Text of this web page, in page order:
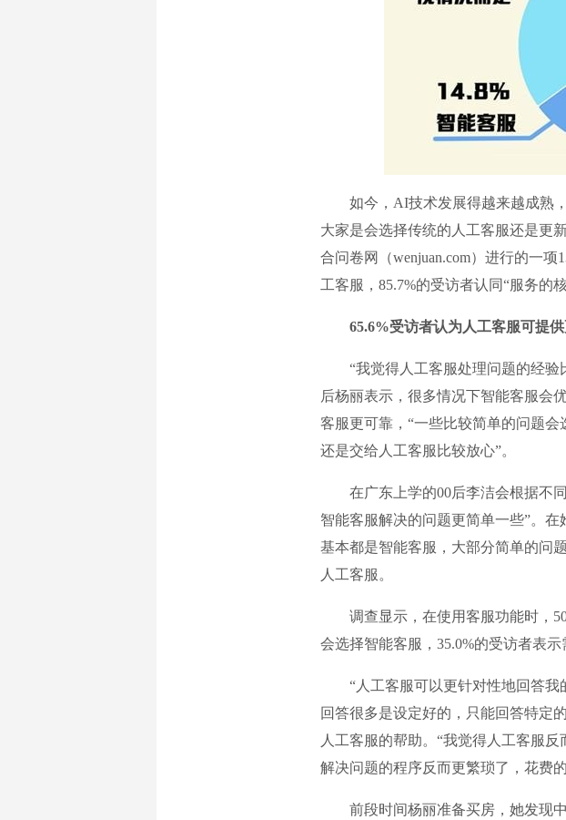
如今，AI技术发展得越来越成熟，
大家是会选择传统的人工客服还是更
合问卷网（wenjuan.com）进行的一
工客服，85.7%的受访者认同“服务的
65.6%受访者认为人工客服可提
“我觉得人工客服处理问题的经验
后杨丽表示，很多情况下智能客服会
客服更可靠，“一些比较简单的问题
还是交给人工客服比较放心”。
在广东上学的00后李洁会根据不同
智能客服解决的问题更简单一些”。
基本都是智能客服，大部分简单的问
人工客服。
调查显示，在使用客服功能时，
会选择智能客服，35.0%的受访者表示
“人工客服可以更针对性地回答我
回答很多是设定好的，只能回答特定
人工客服的帮助。“我觉得人工客服
解决问题的程序反而更繁琐了，花费
前段时间杨丽准备买房，她发现中